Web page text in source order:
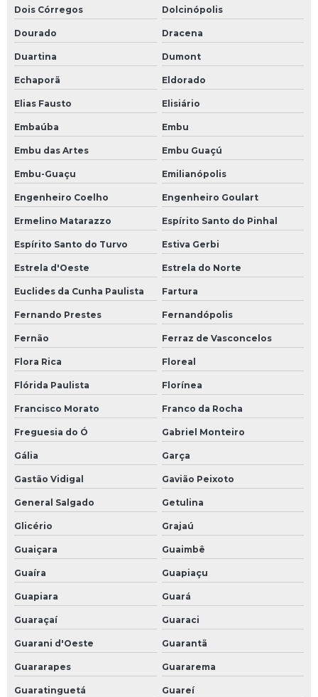
Dois Córregos Dolcinópolis
Dourado Dracena
Duartina Dumont
Echaporã Eldorado
Elias Fausto Elisiário
Embaúba Embu
Embu das Artes Embu Guaçú
Embu-Guaçu Emilianópolis
Engenheiro Coelho Engenheiro Goulart
Ermelino Matarazzo Espírito Santo do Pinhal
Espírito Santo do Turvo Estiva Gerbi
Estrela d'Oeste Estrela do Norte
Euclides da Cunha Paulista Fartura
Fernando Prestes Fernandópolis
Fernão Ferraz de Vasconcelos
Flora Rica Floreal
Flórida Paulista Florínea
Francisco Morato Franco da Rocha
Freguesia do Ó Gabriel Monteiro
Gália Garça
Gastão Vidigal Gavião Peixoto
General Salgado Getulina
Glicério Grajaú
Guaiçara Guaimbê
Guaíra Guapiaçu
Guapiara Guará
Guaraçaí Guaraci
Guarani d'Oeste Guarantã
Guararapes Guararema
Guaratinguetá Guareí